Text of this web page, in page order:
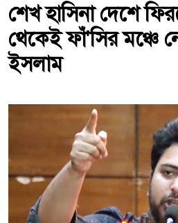
শেখ হাসিনা দেশে
থেকেই ফাঁ'সির মঞ্চে
ইসলাম